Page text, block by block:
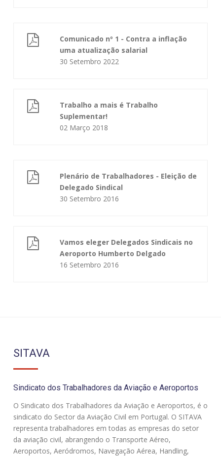
Comunicado nº 1 - Contra a inflação
uma atualização salarial
30 Setembro 2022
Trabalho a mais é Trabalho
Suplementar!
02 Março 2018
Plenário de Trabalhadores - Eleição de
Delegado Sindical
30 Setembro 2016
Vamos eleger Delegados Sindicais no
Aeroporto Humberto Delgado
16 Setembro 2016
SITAVA
Sindicato dos Trabalhadores da Aviação e Aeroportos
O Sindicato dos Trabalhadores da Aviação e Aeroportos, é o
sindicato do Sector da Aviação Civil em Portugal. O SITAVA
representa trabalhadores em todas as empresas do setor
da aviação civil, abrangendo o Transporte Aéreo,
Aeroportos, Aeródromos, Navegação Aérea, Handling,